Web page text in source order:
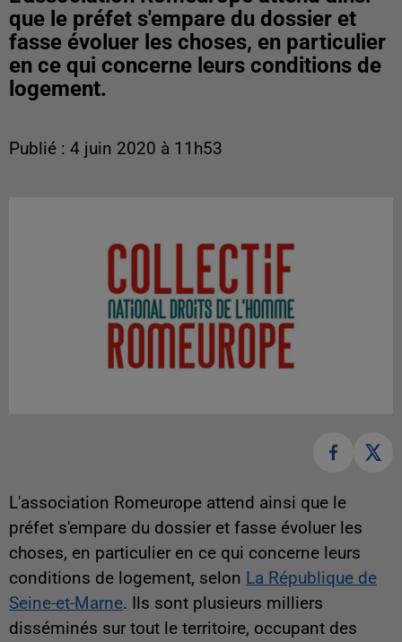
que le préfet s'empare du dossier et
fasse évoluer les choses, en particulier
en ce qui concerne leurs conditions de
logement.
Publié : 4 juin 2020 à 11h53
L'association Romeurope attend ainsi que le
préfet s'empare du dossier et fasse évoluer les
choses, en particulier en ce qui concerne leurs
conditions de logement, selon La République de
Seine-et-Marne. Ils sont plusieurs milliers
disséminés sur tout le territoire, occupant des